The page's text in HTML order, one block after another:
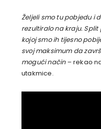
Željeli smo tu pobjedu i
rezultiralo na kraju.
kojoj smo ih tijesno
svoj maksimum da
mogući način– rekao
utakmice.